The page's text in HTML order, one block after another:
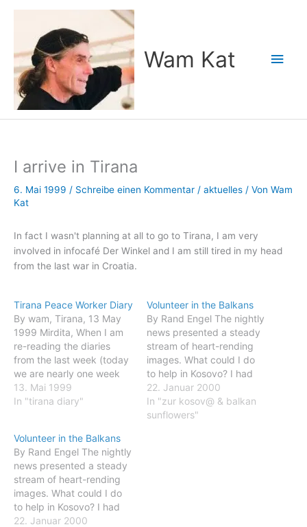
Wam Kat
I arrive in Tirana
6. Mai 1999 / Schreibe einen Kommentar / aktuelles / Von Wam
Kat
In fact I wasn't planning at all to go to Tirana, I am very
involved in infocafé Der Winkel and I am still tired in my head
from the last war in Croatia.
Tirana Peace Worker Diary
By wam, Tirana, 13 May
1999 Mirdita, When I am
re-reading the diaries
from the last week (today
we are nearly one week
here) I notice that what I
have been writing is just
information I have
forgotten to write.…
13. Mai 1999
In "tirana diary"
Volunteer in the Balkans
By Rand Engel The nightly
news presented a steady
stream of heart-rending
images. What could I do
to help in Kosovo? I had
no experience in relief
work. As a business
consultant and manager,
22. Januar 2000
In "zur kosov@ & balkan
sunflowers"
Volunteer in the Balkans
By Rand Engel The nightly
news presented a steady
stream of heart-rending
images. What could I do
to help in Kosovo? I had
no experience in relief
22. Januar 2000